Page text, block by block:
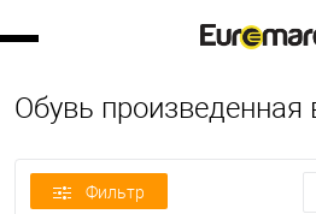
Обувь произведенная
Фильтр